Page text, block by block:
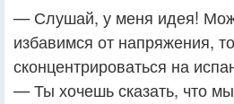
— Слушай, у меня идея!
избавимся от напряжения,
сконцентрироваться на
— Ты хочешь сказать, что